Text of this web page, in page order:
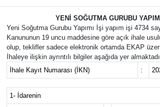
YENİ SOĞUTMA GURUBU
Yeni Soğutma Gurubu Yapımı İşi yapım işi 4734
Kanununun 19 uncu maddesine göre açık ihale
olup, teklifler sadece elektronik ortamda EKAP
İhaleye ilişkin ayrıntılı bilgiler aşağıda yer
İhale Kayıt Numarası (İKN)
:
1- İdarenin
Gündem
Haber Reklam